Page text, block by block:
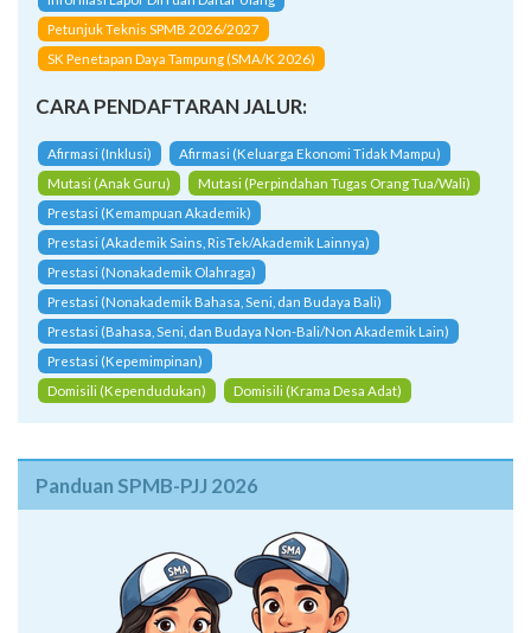
Petunjuk Teknis SPMB 2026/2027
SK Penetapan Daya Tampung (SMA/K 2026)
CARA PENDAFTARAN JALUR:
Afirmasi (Inklusi)
Afirmasi (Keluarga Ekonomi Tidak Mampu)
Mutasi (Anak Guru)
Mutasi (Perpindahan Tugas Orang Tua/Wali)
Prestasi (Kemampuan Akademik)
Prestasi (Akademik Sains, RisTek/Akademik Lainnya)
Prestasi (Nonakademik Olahraga)
Prestasi (Nonakademik Bahasa, Seni, dan Budaya Bali)
Prestasi (Bahasa, Seni, dan Budaya Non-Bali/Non Akademik Lain)
Prestasi (Kepemimpinan)
Domisili (Kependudukan)
Domisili (Krama Desa Adat)
Panduan SPMB-PJJ 2026